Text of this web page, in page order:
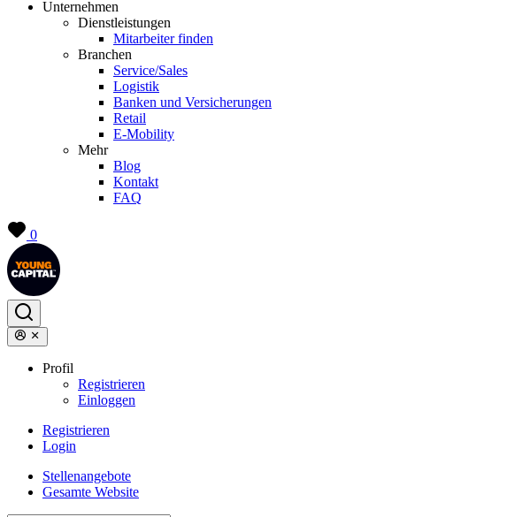
Unternehmen
Dienstleistungen
Mitarbeiter finden
Branchen
Service/Sales
Logistik
Banken und Versicherungen
Retail
E-Mobility
Mehr
Blog
Kontakt
FAQ
0
Profil
Registrieren
Einloggen
Registrieren
Login
Stellenangebote
Gesamte Website